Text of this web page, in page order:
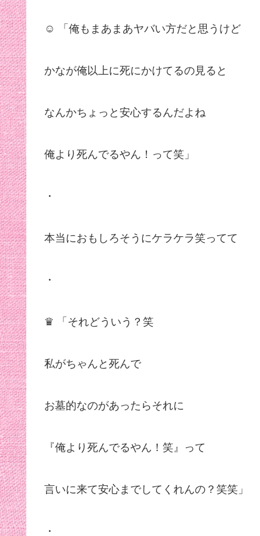
☺︎ 「俺もまあまあヤバい方だと思うけど
かなが俺以上に死にかけてるの見ると
なんかちょっと安心するんだよね
俺より死んでるやん！って笑」
・
本当におもしろそうにケラケラ笑ってて
・
♛ 「それどういう？笑
私がちゃんと死んで
お墓的なのがあったらそれに
『俺より死んでるやん！笑』って
言いに来て安心までしてくれんの？笑笑」
・